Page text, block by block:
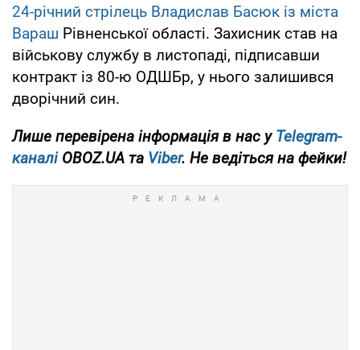
24-річний стрілець Владислав Басюк із міста
Вараш Рівненської області. Захисник став на
військову службу в листопаді, підписавши
контракт із 80-ю ОДШБр, у нього залишився
дворічний син.
Лише перевірена інформація в нас уTelegram-
каналіOBOZ.UA та Viber. Не ведіться на фейки!